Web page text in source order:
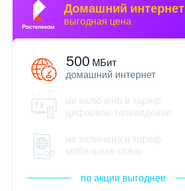
Домашний интернет
выгодная цена
500 МБит
домашний интернет
не включено в тариф
цифровое телевидение
не включена в тариф
мобильная связь
по акции выгоднее